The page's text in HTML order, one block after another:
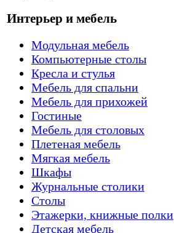
Интерьер и мебель
Модульная мебель
Компьютерные столы
Кресла и стулья
Мебель для спальни
Мебель для прихожей
Гостиные
Мебель для столовых
Плетеная мебель
Мягкая мебель
Шкафы
Журнальные столики
Столы
Этажерки, книжные полки
Детская мебель